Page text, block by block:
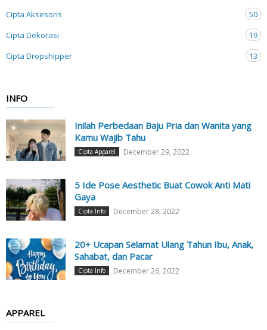
Cipta Aksesoris
50
Cipta Dekorasi
19
Cipta Dropshipper
13
INFO
Inilah Perbedaan Baju Pria dan Wanita yang
Kamu Wajib Tahu
Cipta Apparel December 29, 2022
5 Ide Pose Aesthetic Buat Cowok Anti Mati
Gaya
Cipta Info December 28, 2022
20+ Ucapan Selamat Ulang Tahun Ibu, Anak,
Sahabat, dan Pacar
Cipta Info December 26, 2022
APPAREL